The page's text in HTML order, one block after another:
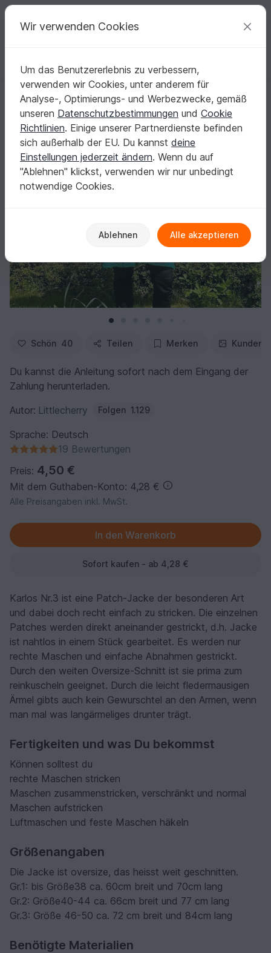
Deine kreativen Ideen
Deutsch | € (EUR) einloggen Kostenlos registrieren
Startseite Stricken Damen Jacken & Westen
Karlos Nr.3, Oversize im Dreieck
Karlos Nr.3, Oversize im Dreieck
Schön 40 Teilen Merken
Du kannst die Anleitung sofort nach dem Eingang der
Zahlung herunterladen.
Autor: Littlecherry Folgen 1.129
Sprache: Deutsch
19 Bewertungen
Preis: 4,50 €
Mit dem Guthaben-Konto: 4,28 €
Alle Preisangaben inkl. MwSt.
Sofort kaufen - ab 4,28 €
Karlos Nr.3 ist eine Patch-Jacke der besonderen Art
und dabei doch recht einfach zu stricken. Die einzelnen
Patches werden direkt aneinander gestrickt, d.h. Jacke
ist nahtlos in einem Stück gearbeitet. Es werden nur
rechte Maschen und einfache Abnahmen gestrickt.
Durch den weiten Oversize-Schnitt ist sie prima zum
reinkuscheln geeignet. Durch die leicht fledermausigen
Ärmel gibts auch kein Gewurschtel an den Armen, wenn
man mal was langärmeliges drunter trägt.
Fertigkeiten und was Du bekommst
Können solltest du
rechte Maschen stricken
Maschen zusammenstricken, verschränkt und normal
Maschen aufstricken
Luftmaschen und feste Maschen häkeln
Größenangaben
Die Jacke ist oversize, das heisst weit geschnitten.
Gr.1: bis Größe38 ca. 60cm breit und 70cm lang
Gr.2: Größe40-44 ca. 66cm breit und 77 cm lang
Gr.3: Größe 46-50 ca. 72 cm breit und 84cm lang
Benötigte Materialien
Wir verwenden Cookies
Um das Benutzererlebnis zu verbessern,
verwenden wir Cookies, unter anderem für
Analyse-, Optimierungs- und Werbezwecke, gemäß
unseren Datenschutzbestimmungen und Cookie
Richtlinien. Einige unserer Partnerdienste befinden
sich außerhalb der EU. Du kannst deine
Einstellungen jederzeit ändern. Wenn du auf
"Ablehnen" klickst, verwenden wir nur unbedingt
notwendige Cookies.
Ablehnen Alle akzeptieren